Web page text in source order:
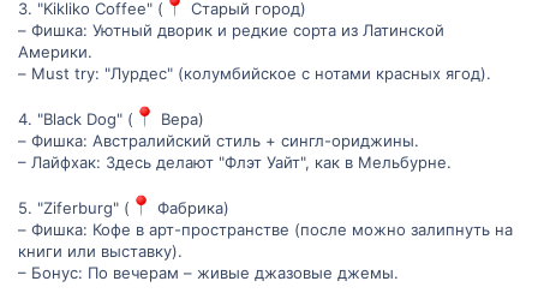
3. "Kikliko Coffee" (
Старый город)
– Фишка: Уютный дворик и редкие сорта из Латинской
Америки.
– Must try: "Лурдес" (колумбийское с нотами красных ягод).
4. "Black Dog" (
Вера)
– Фишка: Австралийский стиль + сингл-ориджины.
– Лайфхак: Здесь делают "Флэт Уайт", как в Мельбурне.
5. "Ziferburg" (
Фабрика)
– Фишка: Кофе в арт-пространстве (после можно залипнуть на
книги или выставку).
– Бонус: По вечерам – живые джазовые джемы.